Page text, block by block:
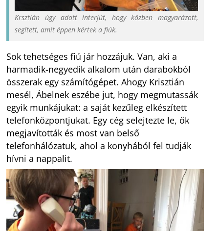
Krsztián úgy adott interjút, hogy közben magyarázott,
segített, amit éppen kértek a fiúk.
Sok tehetséges fiú jár hozzájuk. Van, aki a
harmadik-negyedik alkalom után darabokból
összerak egy számítógépet. Ahogy Krisztián
mesél, Ábelnek eszébe jut, hogy megmutassák
egyik munkájukat: a saját kezűleg elkészített
telefonközpontjukat. Egy cég selejtezte le, ők
megjavították és most van belső
telefonhálózatuk, ahol a konyhából fel tudják
hívni a nappalit.